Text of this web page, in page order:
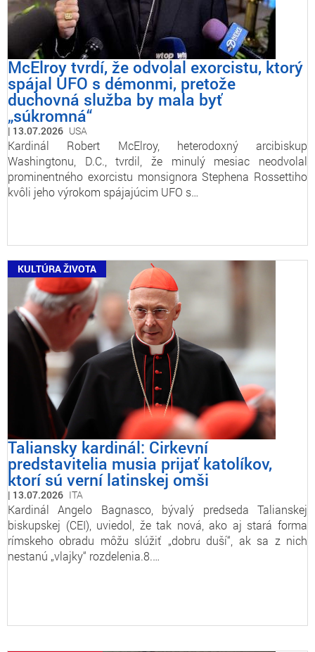
McElroy tvrdí, že odvolal exorcistu, ktorý
spájal UFO s démonmi, pretože
duchovná služba by mala byť
„súkromná“
13.07.2026 USA
Kardinál Robert McElroy, heterodoxný arcibiskup
Washingtonu, D.C., tvrdil, že minulý mesiac neodvolal
prominentného exorcistu monsignora Stephena Rossettiho
kvôli jeho výrokom spájajúcim UFO s…
KULTÚRA ŽIVOTA
Taliansky kardinál: Cirkevní
predstavitelia musia prijať katolíkov,
ktorí sú verní latinskej omši
13.07.2026 ITA
Kardinál Angelo Bagnasco, bývalý predseda Talianskej
biskupskej (CEI), uviedol, že tak nová, ako aj stará forma
rímskeho obradu môžu slúžiť „dobru duší“, ak sa z nich
nestanú „vlajky“ rozdelenia.8.…